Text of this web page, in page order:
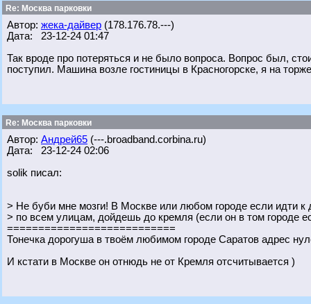
Re: Москва парковки
Автор: жека-дайвер (178.176.78.---)
Дата: 23-12-24 01:47
Так вроде про потеряться и не было вопроса. Вопрос был,
поступил. Машина возле гостиницы в Красногорске, я на
Re: Москва парковки
Автор: Андрей65 (---.broadband.corbina.ru)
Дата: 23-12-24 02:06
solik писал:
> Не буби мне мозги! В Москве или любом городе если идти
> по всем улицам, дойдешь до кремля (если он в том городе
===========================
Тонечка дорогуша в твоём любимом городе Саратов адрес
И кстати в Москве он отнюдь не от Кремля отсчитывается )